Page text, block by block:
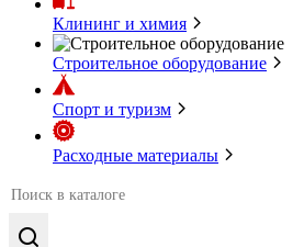
Клининг и химия
Строительное оборудование
Спорт и туризм
Расходные материалы